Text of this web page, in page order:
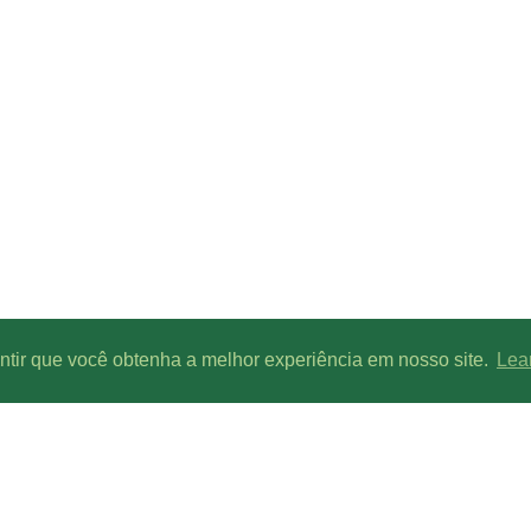
que você obtenha a melhor experiência em nosso site.